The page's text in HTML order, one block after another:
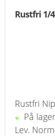
Rustfri 1/
Rustfri
På lager
Lev.